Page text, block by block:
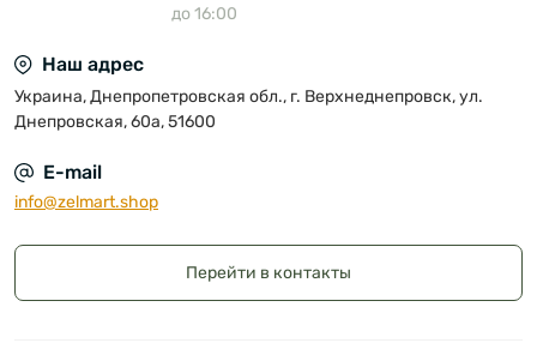
до 16:00
Наш адрес
Украина, Днепропетровская обл., г. Верхнеднепровск, ул.
Днепровская, 60а, 51600
E-mail
info@zelmart.shop
Перейти в контакты